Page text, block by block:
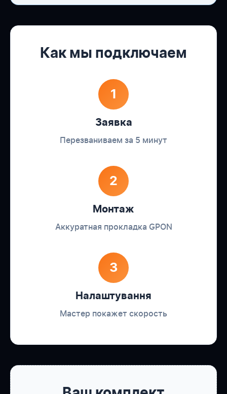
Как мы подключаем
1
Заявка
Перезваниваем за 5 минут
2
Монтаж
Аккуратная прокладка GPON
3
Налаштування
Мастер покажет скорость